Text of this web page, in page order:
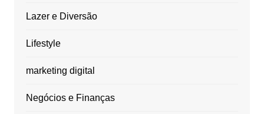
Lazer e Diversão
Lifestyle
marketing digital
Negócios e Finanças